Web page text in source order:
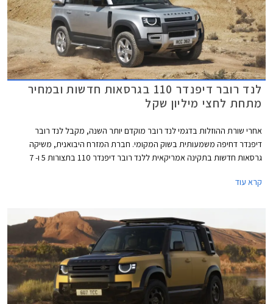
לנד רובר דיפנדר 110 בגרסאות חדשות ובמחיר
מתחת לחצי מיליון שקל
אחרי שורת ההוזלות בדגמי לנד רובר מוקדם יותר השנה, מקבל לנד רובר
דיפנדר דחיפה משמעותית בשוק המקומי. חברת המזרח היבואנית, משיקה
גרסאות חדשות בתקינה אמריקאית ללנד רובר דיפנדר 110 בתצורות 5 ו- 7
קרא עוד